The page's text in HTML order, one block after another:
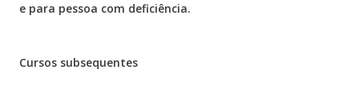
e para pessoa com deficiência.
Cursos subsequentes